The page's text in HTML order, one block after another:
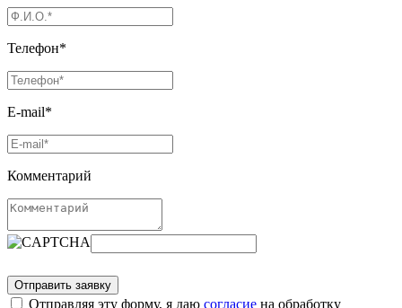
Телефон*
E-mail*
Комментарий
Отправляя эту форму, я даю согласие на обработку